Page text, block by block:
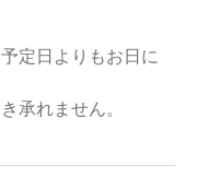
定日よりもお日に
承れません。